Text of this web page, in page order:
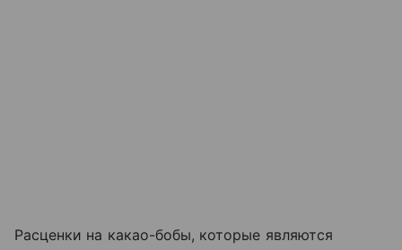
Расценки на какао-бобы, которые являются